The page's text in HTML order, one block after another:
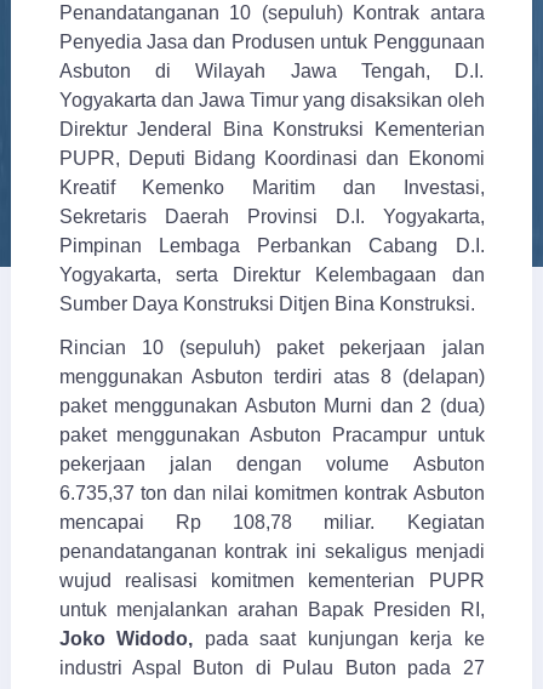
Penandatanganan 10 (sepuluh) Kontrak antara
Penyedia Jasa dan Produsen untuk Penggunaan
Asbuton di Wilayah Jawa Tengah, D.I.
Yogyakarta dan Jawa Timur yang disaksikan oleh
Direktur Jenderal Bina Konstruksi Kementerian
PUPR, Deputi Bidang Koordinasi dan Ekonomi
Kreatif Kemenko Maritim dan Investasi,
Sekretaris Daerah Provinsi D.I. Yogyakarta,
Pimpinan Lembaga Perbankan Cabang D.I.
Yogyakarta, serta Direktur Kelembagaan dan
Sumber Daya Konstruksi Ditjen Bina Konstruksi.
Rincian 10 (sepuluh) paket pekerjaan jalan
menggunakan Asbuton terdiri atas 8 (delapan)
paket menggunakan Asbuton Murni dan 2 (dua)
paket menggunakan Asbuton Pracampur untuk
pekerjaan jalan dengan volume Asbuton
6.735,37 ton dan nilai komitmen kontrak Asbuton
mencapai Rp 108,78 miliar. Kegiatan
penandatanganan kontrak ini sekaligus menjadi
wujud realisasi komitmen kementerian PUPR
untuk menjalankan arahan Bapak Presiden RI,
Joko Widodo, pada saat kunjungan kerja ke
industri Aspal Buton di Pulau Buton pada 27